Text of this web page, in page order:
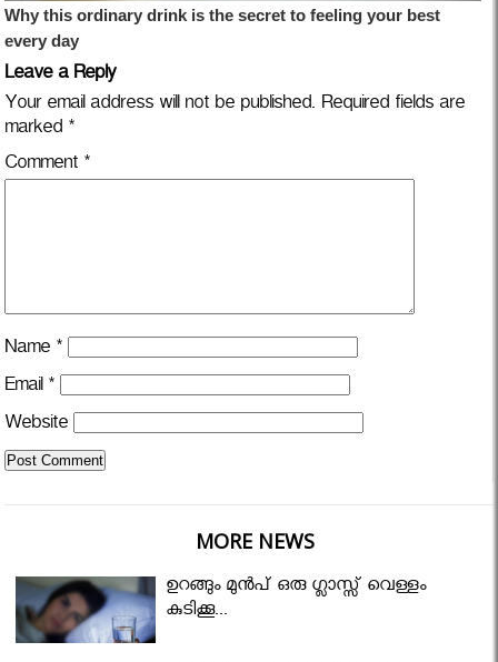
Leave a Reply
Your email address will not be published. Required fields are
marked *
Comment *
Name *
Email *
Website
MORE NEWS
ഉറങ്ങും മുന്‍പ് ഒരു ഗ്ലാസ്സ് വെള്ളം
കുടിക്കൂ...